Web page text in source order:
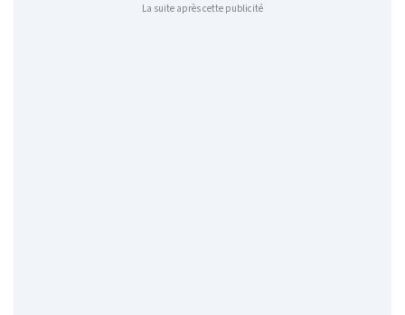
La suite après cette publicité